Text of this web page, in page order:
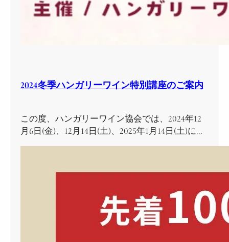
2024冬季ハンガリーワイン特別講座のご案内
この度、ハンガリーワイン協会では、2024年12
月6日(金)、12月14日(土)、2025年1月14日(土)に…